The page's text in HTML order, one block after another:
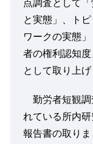
点調査として
と実態」、ト
ワークの実態
者の権利認知
として取り上げ
勤労者短観調
れている所内
報告書の取り